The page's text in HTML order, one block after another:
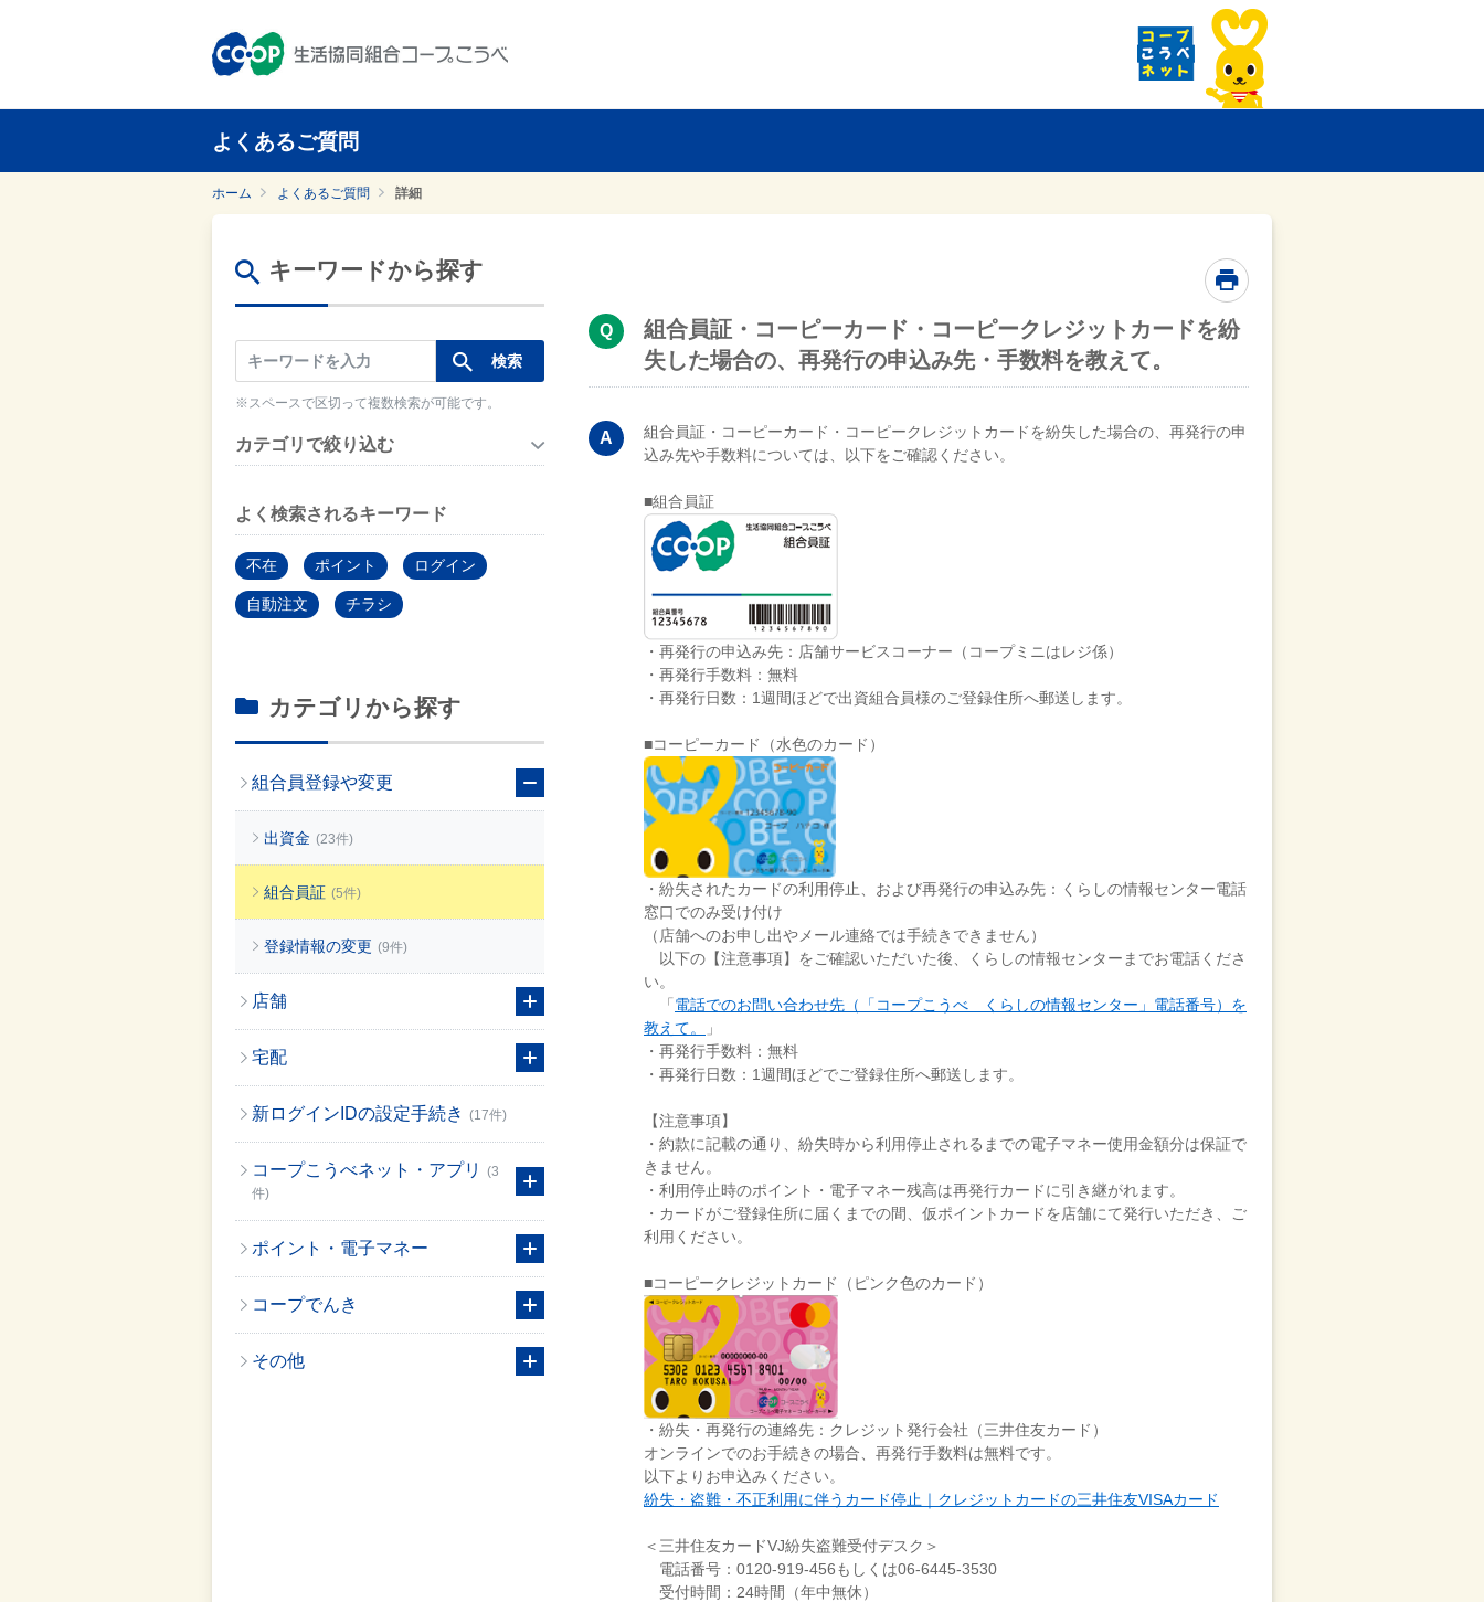
よくあるご質問
ホーム よくあるご質問 詳細
キーワードから探す
※スペースで区切って複数検索が可能です。
カテゴリで絞り込む
よく検索されるキーワード
不在 ポイント ログイン
自動注文 チラシ
カテゴリから探す
組合員登録や変更
出資金 (23件)
組合員証 (5件)
登録情報の変更 (9件)
店舗
宅配
新ログインIDの設定手続き (17件)
コープこうべネット・アプリ
(3
件)
ポイント・電子マネー
コープでんき
その他
組合員証・コーピーカード・コーピークレジットカードを紛
失した場合の、再発行の申込み先・手数料を教えて。
組合員証・コーピーカード・コーピークレジットカードを紛失した場合の、再発行の申
込み先や手数料については、以下をご確認ください。
■組合員証
・再発行の申込み先：店舗サービスコーナー（コープミニはレジ係）
・再発行手数料：無料
・再発行日数：1週間ほどで出資組合員様のご登録住所へ郵送します。
■コーピーカード（水色のカード）
・紛失されたカードの利用停止、および再発行の申込み先：くらしの情報センター電話
窓口でのみ受け付け
（店舗へのお申し出やメール連絡では手続きできません）
以下の【注意事項】をご確認いただいた後、くらしの情報センターまでお電話くださ
い。
「 電話でのお問い合わせ先（「コープこうべ くらしの情報センター」電話番号）を
教えて。
」
・再発行手数料：無料
・再発行日数：1週間ほどでご登録住所へ郵送します。
【注意事項】
・約款に記載の通り、紛失時から利用停止されるまでの電子マネー使用金額分は保証で
きません。
・利用停止時のポイント・電子マネー残高は再発行カードに引き継がれます。
・カードがご登録住所に届くまでの間、仮ポイントカードを店舗にて発行いただき、ご
利用ください。
■コーピークレジットカード（ピンク色のカード）
・紛失・再発行の連絡先：クレジット発行会社（三井住友カード）
オンラインでのお手続きの場合、再発行手数料は無料です。
以下よりお申込みください。
紛失・盗難・不正利用に伴うカード停止｜クレジットカードの三井住友VISAカード
＜三井住友カードVJ紛失盗難受付デスク＞
電話番号：0120-919-456もしくは06-6445-3530
受付時間：24時間（年中無休）